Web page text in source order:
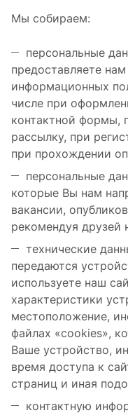
Мы собираем:
персональные
предоставляете
информационных
числе при
контактной формы,
рассылку, при
при прохождении
персональные
которые Вы нам
вакансии,
рекомендуя друзей
технические
передаются
используете наш
характеристики
местоположение,
файлах «cookies»,
Ваше устройство,
время доступа к
страниц и иная
контактную